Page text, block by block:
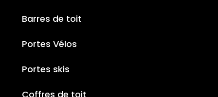
Barres de toit
Portes Vélos
Portes skis
Coffres de toit